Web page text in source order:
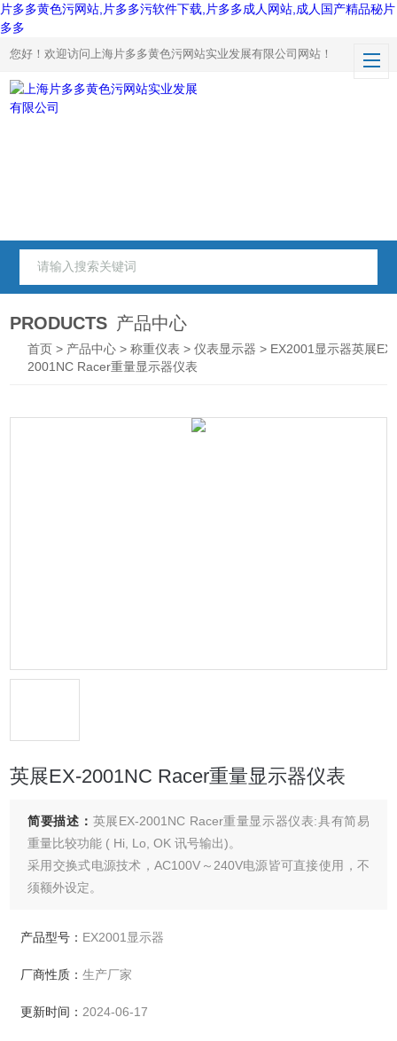
片多多黄色污网站,片多多污软件下载,片多多成人网站,成人国产精品秘片
多多
您好！欢迎访问上海片多多黄色污网站实业发展有限公司网站！
PRODUCTS 产品中心
首页 > 产品中心 >称重仪表 >仪表显示器 > EX2001显示器英展EX-
2001NC Racer重量显示器仪表
英展EX-2001NC Racer重量显示器仪表
简要描述： 英展EX-2001NC Racer重量显示器仪表:具有简易
重量比较功能 ( Hi, Lo, OK 讯号输出)。
采用交换式电源技术，AC100V～240V电源皆可直接使用，不
须额外设定。
产品型号： EX2001显示器
厂商性质：生产厂家
更新时间： 2024-06-17